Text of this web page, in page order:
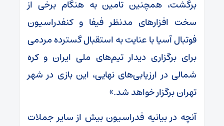
برگشت، همچنین تامین به هنگام برخی از
سخت افزار‌های مدنظر فیفا و کنفدراسیون
فوتبال آسیا با عنایت به استقبال گسترده مردمی
برای برگزاری دیدار تیم‌های ملی ایران و کره
شمالی در ارزیابی‌های نهایی، این بازی در شهر
تهران برگزار خواهد شد.»
آنچه در بیانیه فدراسیون بیش از سایر جملات